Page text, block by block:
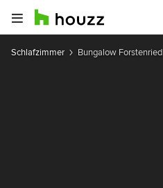
Schlafzimmer Bungalow Forstenried